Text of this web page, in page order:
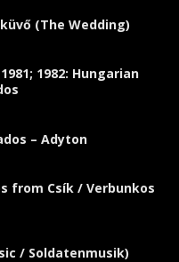
(The Wedding)
1982: Hungarian
– Adyton
from Csík / Verbunkos
/ Soldatenmusik)